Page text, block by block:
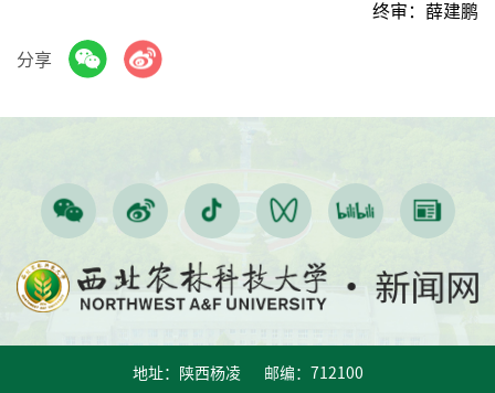
终审：薛建鹏
分享
地址：陕西杨凌 邮编：712100